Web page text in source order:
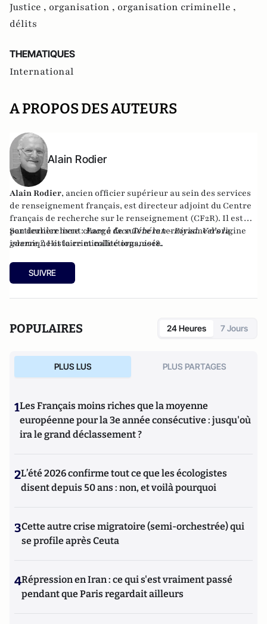
Justice , organisation , organisation criminelle ,
délits
THEMATIQUES
International
A PROPOS DES AUTEURS
Alain Rodier
Alain Rodier, ancien officier supérieur au sein des services
de renseignement français, est directeur adjoint du Centre
français de recherche sur le renseignement (CF2R). Il est
particulièrement chargé de suivre le terrorisme d’origine
islamique et la criminalité organisée.
Son dernier livre :Face à face Téhéran - Riyad. Vers la
guerre ?, Histoire et collections, 2018.
SUIVRE
POPULAIRES 24 Heures 7 Jours
PLUS LUS PLUS PARTAGES
1Les Français moins riches que la moyenne
européenne pour la 3e année consécutive : jusqu'où
ira le grand déclassement ?
2L’été 2026 confirme tout ce que les écologistes
disent depuis 50 ans : non, et voilà pourquoi
3Cette autre crise migratoire (semi-orchestrée) qui
se profile après Ceuta
4Répression en Iran : ce qui s'est vraiment passé
pendant que Paris regardait ailleurs